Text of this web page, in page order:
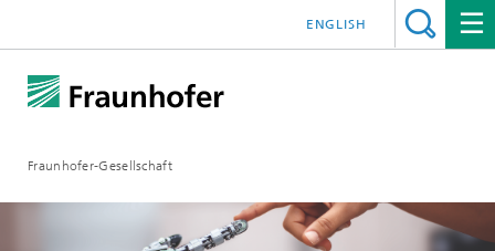
Fraunhofer-Gesellschaft
ENGLISH